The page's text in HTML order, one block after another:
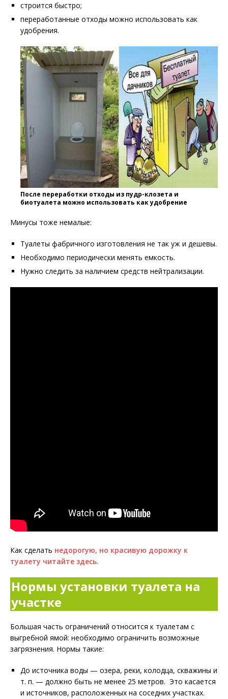
строится быстро;
переработанные отходы можно использовать как
удобрения.
После переработки отходы из пудр-клозета и
биотуалета можно использовать как удобрение
Минусы тоже немалые:
Туалеты фабричного изготовления не так уж и дешевы.
Необходимо периодически менять емкость.
Нужно следить за наличием средств нейтрализации.
Как сделать недорогую, но красивую дорожку к
туалету читайте здесь.
Нормы установки туалета на
участке
Большая часть ограничений относится к туалетам с
выгребной ямой: необходимо ограничить возможные
загрязнения. Нормы такие:
До источника воды — озера, реки, колодца, скважины и
т. п. — должно быть не менее 25 метров. Это касается
и источников, расположенных на соседних участках.